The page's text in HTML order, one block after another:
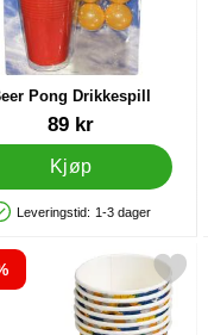
Pong Drikkespill
20332
89 kr
Kjøp
På lager
Leveringstid: 1-3 dager
Merk svensk Flagg